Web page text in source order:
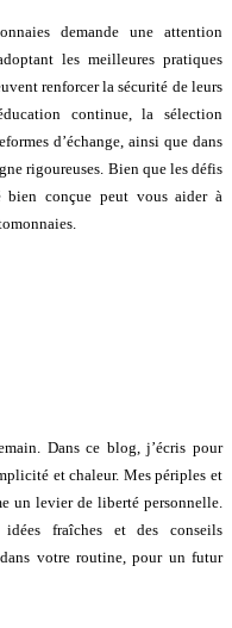
demande une attention
les meilleures pratiques
renforcer la sécurité de leurs
continue, la sélection
d’échange, ainsi que dans
rigoureuses. Bien que les défis
bien conçue peut vous aider à
Dans ce blog, j’écris pour
et chaleur. Mes périples et
un levier de liberté personnelle.
fraîches et des conseils
votre routine, pour un futur